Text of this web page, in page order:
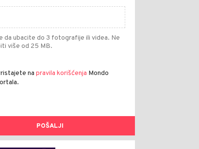
da ubacite do 3 fotografije ili videa. Ne
više od 25 MB.
na pravila korišćenja Mondo
POŠALJI